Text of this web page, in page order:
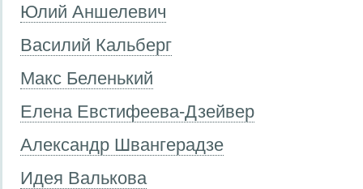
Юлий Аншелевич
Василий Кальберг
Макс Беленький
Елена Евстифеева-Дзейвер
Александр Швангерадзе
Идея Валькова